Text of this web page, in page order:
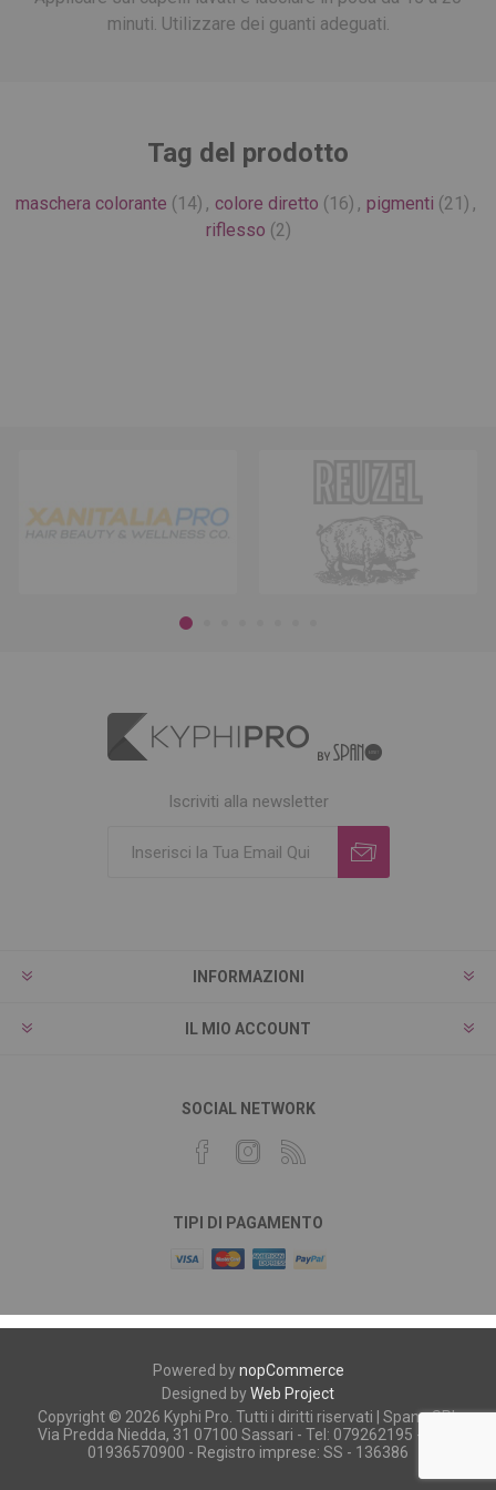
minuti. Utilizzare dei guanti adeguati.
Tag del prodotto
maschera colorante (14) , colore diretto (16) , pigmenti (21) ,
riflesso (2)
Iscriviti alla newsletter
INFORMAZIONI
IL MIO ACCOUNT
SOCIAL NETWORK
TIPI DI PAGAMENTO
Powered bynopCommerce
Designed byWeb Project
Copyright © 2026 Kyphi Pro. Tutti i diritti riservati | Spano SRL
Via Predda Niedda, 31 07100 Sassari - Tel: 079262195 - P.iva:
01936570900 - Registro imprese: SS - 136386